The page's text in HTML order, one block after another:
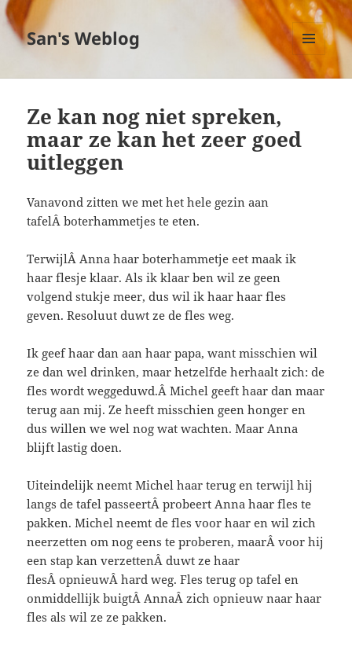
San's Weblog
MENU
EN
Ze kan nog niet spreken,
maar ze kan het zeer goed
uitleggen
Vanavond zitten we met het hele gezin aan
tafelÂ boterhammetjes te eten.
TerwijlÂ Anna haar boterhammetje eet maak ik
haar flesje klaar. Als ik klaar ben wil ze geen
volgend stukje meer, dus wil ik haar haar fles
geven. Resoluut duwt ze de fles weg.
Ik geef haar dan aan haar papa, want misschien wil
ze dan wel drinken, maar hetzelfde herhaalt zich: de
fles wordt weggeduwd.Â Michel geeft haar dan maar
terug aan mij. Ze heeft misschien geen honger en
dus willen we wel nog wat wachten. Maar Anna
blijft lastig doen.
Uiteindelijk neemt Michel haar terug en terwijl hij
langs de tafel passeertÂ probeert Anna haar fles te
pakken. Michel neemt de fles voor haar en wil zich
neerzetten om nog eens te proberen, maarÂ voor hij
een stap kan verzettenÂ duwt ze haar
flesÂ opnieuwÂ hard weg. Fles terug op tafel en
onmiddellijk buigtÂ AnnaÂ zich opnieuw naar haar
fles als wil ze ze pakken.